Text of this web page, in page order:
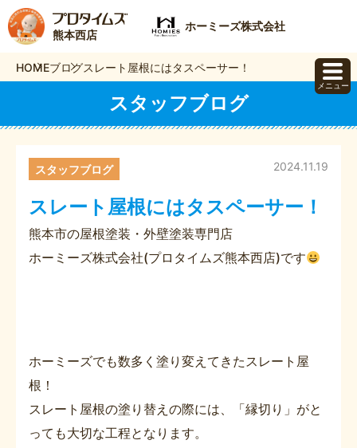
熊本西店
ホーミーズ株式会社
HOMEブログスレート屋根にはタスペーサー！
スタッフブログ
スレート屋根にはタスペーサー！
2024.11.19
スタッフブログ
熊本市の屋根塗装・外壁塗装専門店
ホーミーズ株式会社(プロタイムズ熊本西店)です
ホーミーズでも数多く塗り変えてきたスレート屋
根！
スレート屋根の塗り替えの際には、「縁切り」がと
っても大切な工程となります。
メニュー